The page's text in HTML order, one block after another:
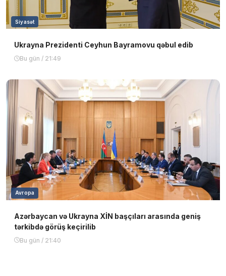
Siyasət
Ukrayna Prezidenti Ceyhun Bayramovu qəbul edib
Bu gün / 21:49
Avropa
Azərbaycan və Ukrayna XİN başçıları arasında geniş
tərkibdə görüş keçirilib
Bu gün / 21:40